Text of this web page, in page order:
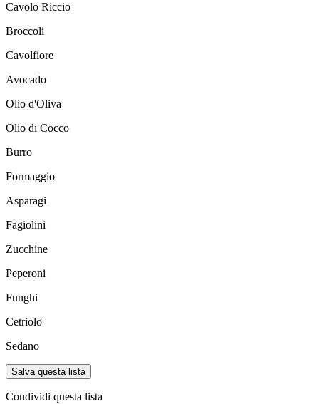
Cavolo Riccio
Broccoli
Cavolfiore
Avocado
Olio d'Oliva
Olio di Cocco
Burro
Formaggio
Asparagi
Fagiolini
Zucchine
Peperoni
Funghi
Cetriolo
Sedano
Salva questa lista
Condividi questa lista